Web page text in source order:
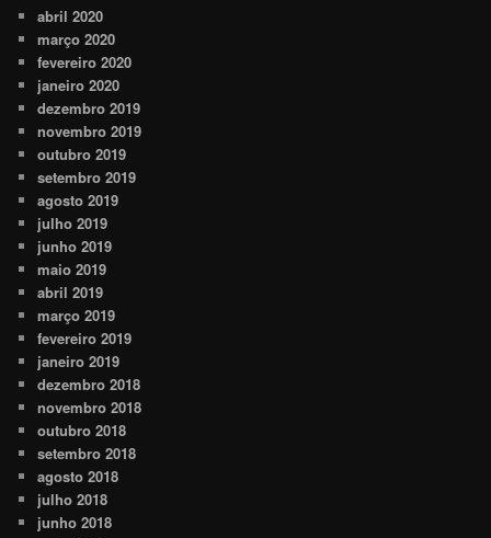
abril 2020
março 2020
fevereiro 2020
janeiro 2020
dezembro 2019
novembro 2019
outubro 2019
setembro 2019
agosto 2019
julho 2019
junho 2019
maio 2019
abril 2019
março 2019
fevereiro 2019
janeiro 2019
dezembro 2018
novembro 2018
outubro 2018
setembro 2018
agosto 2018
julho 2018
junho 2018